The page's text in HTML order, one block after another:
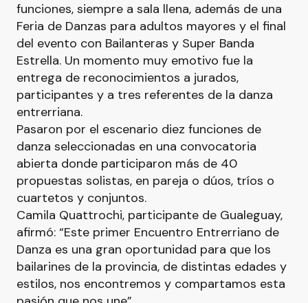
funciones, siempre a sala llena, además de una
Feria de Danzas para adultos mayores y el final
del evento con Bailanteras y Super Banda
Estrella. Un momento muy emotivo fue la
entrega de reconocimientos a jurados,
participantes y a tres referentes de la danza
entrerriana.
Pasaron por el escenario diez funciones de
danza seleccionadas en una convocatoria
abierta donde participaron más de 40
propuestas solistas, en pareja o dúos, tríos o
cuartetos y conjuntos.
Camila Quattrochi, participante de Gualeguay,
afirmó: “Este primer Encuentro Entrerriano de
Danza es una gran oportunidad para que los
bailarines de la provincia, de distintas edades y
estilos, nos encontremos y compartamos esta